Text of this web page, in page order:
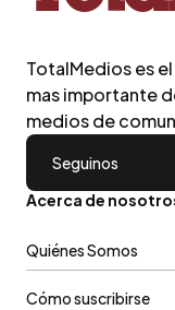
TotalMedios es
mas importante
medios de
Seguinos
Acerca de
Quiénes Somos
Cómo suscribirse